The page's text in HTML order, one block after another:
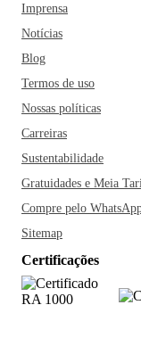
Imprensa
Notícias
Blog
Termos de uso
Nossas políticas
Carreiras
Sustentabilidade
Gratuidades e Meia
Compre pelo
Sitemap
Certificações